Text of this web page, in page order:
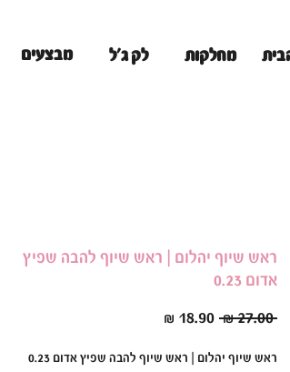
מבצעים לק ג'ל מחלקות
ראש שיוף יהלום | ראש שיוף להבה שפיץ
אדום 0.23
‏27.00 ‏₪
מחיר
ראש שיוף יהלום | ראש שיוף להבה שפיץ אדום 0.23